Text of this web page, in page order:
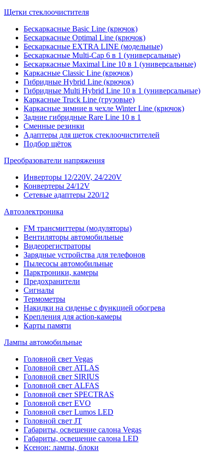
Щетки стеклоочистителя
Бескаркасные Basic Line (крючок)
Бескаркасные Optimal Line (крючок)
Бескаркасные EXTRA LINE (модельные)
Бескаркасные Multi-Cap 6 в 1 (универсальные)
Бескаркасные Maximal Line 10 в 1 (универсальные)
Каркасные Classic Line (крючок)
Гибридные Hybrid Line (крючок)
Гибридные Multi Hybrid Line 10 в 1 (универсальные)
Каркасные Truck Line (грузовые)
Каркасные зимние в чехле Winter Line (крючок)
Задние гибридные Rare Line 10 в 1
Сменные резинки
Адаптеры для щеток стеклоочистителей
Подбор щёток
Преобразователи напряжения
Инверторы 12/220V, 24/220V
Конвертеры 24/12V
Сетевые адаптеры 220/12
Автоэлектроника
FM трансмиттеры (модуляторы)
Вентиляторы автомобильные
Видеорегистраторы
Зарядные устройства для телефонов
Пылесосы автомобильные
Парктроники, камеры
Предохранители
Сигналы
Термометры
Накидки на сиденье с функцией обогрева
Крепления для action-камеры
Карты памяти
Лампы автомобильные
Головной свет Vegas
Головной свет ATLAS
Головной свет SIRIUS
Головной свет ALFAS
Головной свет SPECTRAS
Головной свет EVO
Головной свет Lumos LED
Головной свет JT
Габариты, освещение салона Vegas
Габариты, освещение салона LED
Ксенон: лампы, блоки